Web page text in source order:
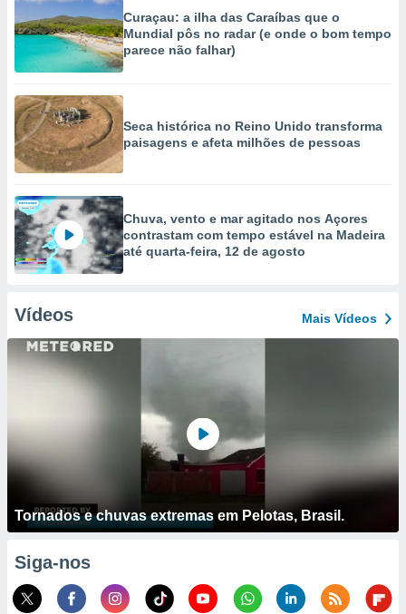
Curaçau: a ilha das Caraíbas que o
Mundial pôs no radar (e onde o bom tempo
parece não falhar)
Seca histórica no Reino Unido transforma
paisagens e afeta milhões de pessoas
Chuva, vento e mar agitado nos Açores
contrastam com tempo estável na Madeira
até quarta-feira, 12 de agosto
Vídeos Mais Vídeos
Tornados e chuvas extremas em Pelotas, Brasil.
Siga-nos